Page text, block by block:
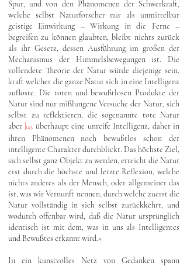
Spur, und von den Phänomenen der Schwerkraft,
welche selbst Naturforscher nur als unmittelbar
geistige Einwirkung – Wirkung in die Ferne –
begreifen zu können glaubten, bleibt nichts zurück
als ihr Gesetz, dessen Ausführung im großen der
Mechanismus der Himmelsbewegungen ist. Die
vollendete Theorie der Natur würde diejenige sein,
kraft welcher die ganze Natur sich in eine Intelligenz
auflöste. Die toten und bewußtlosen Produkte der
Natur sind nur mißlungene Versuche der Natur, sich
selbst zu reflektieren, die sogenannte tote Natur
aber 143 überhaupt eine unreife Intelligenz, daher in
ihren Phänomenen noch bewußtlos schon der
intelligente Charakter durchblickt. Das höchste Ziel,
sich selbst ganz Objekt zu werden, erreicht die Natur
erst durch die höchste und letzte Reflexion, welche
nichts anderes als der Mensch, oder allgemeiner das
ist, was wir Vernunft nennen, durch welche zuerst die
Natur vollständig in sich selbst zurückkehrt, und
wodurch offenbar wird, daß die Natur ursprünglich
identisch ist mit dem, was in uns als Intelligentes
und Bewußtes erkannt wird.«
In ein kunstvolles Netz von Gedanken spann